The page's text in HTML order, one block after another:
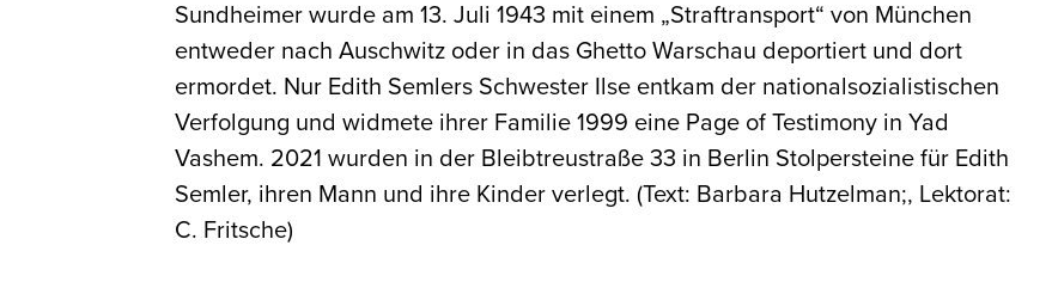
Sundheimer wurde am 13. Juli 1943 mit einem „Straftransport“ von München
entweder nach Auschwitz oder in das Ghetto Warschau deportiert und dort
ermordet. Nur Edith Semlers Schwester Ilse entkam der nationalsozialistischen
Verfolgung und widmete ihrer Familie 1999 eine Page of Testimony in Yad
Vashem. 2021 wurden in der Bleibtreustraße 33 in Berlin Stolpersteine für Edith
Semler, ihren Mann und ihre Kinder verlegt. (Text: Barbara Hutzelman;, Lektorat:
C. Fritsche)